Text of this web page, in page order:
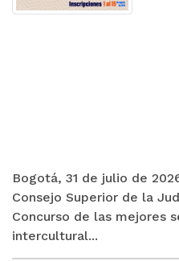
Bogotá, 31 de julio de
Consejo Superior de la
Concurso de las mejores
intercultural...